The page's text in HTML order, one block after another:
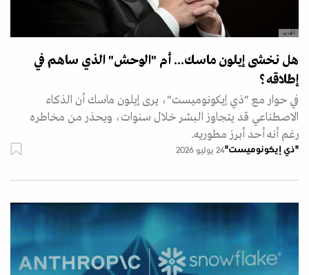
أ ف ب
هل نخشى إيلون ماسك... أم "الوحش" الذي ساهم في
إطلاقه؟
في حوار مع "ذي إيكونوميست"، يرى إيلون ماسك أن الذكاء
الاصطناعي قد يتجاوز البشر خلال سنوات، ويحذر من مخاطره
رغم أنه أحد أبرز مطوريه.
"ذي إيكونوميست"24 يوليو 2026